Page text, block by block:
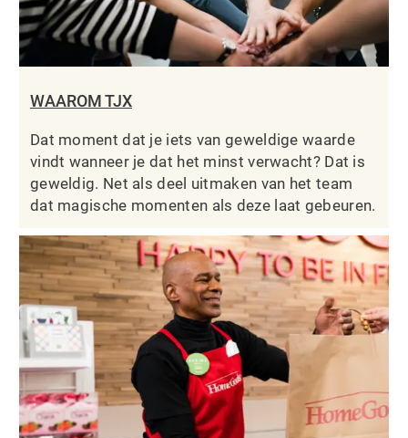
WAAROM TJX
Dat moment dat je iets van geweldige waarde
vindt wanneer je dat het minst verwacht? Dat is
geweldig. Net als deel uitmaken van het team
dat magische momenten als deze laat gebeuren.